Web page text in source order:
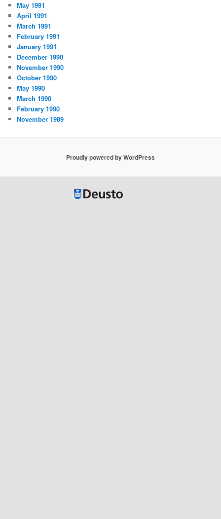
May 1991
April 1991
March 1991
February 1991
January 1991
December 1990
November 1990
October 1990
May 1990
March 1990
February 1990
November 1989
Proudly powered by WordPress